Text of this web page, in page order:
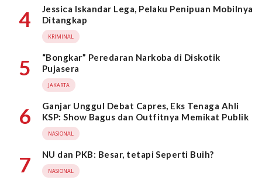
4
Jessica Iskandar Lega, Pelaku Penipuan Mobilnya
Ditangkap
KRIMINAL
5
“Bongkar” Peredaran Narkoba di Diskotik
Pujasera
JAKARTA
6
Ganjar Unggul Debat Capres, Eks Tenaga Ahli
KSP: Show Bagus dan Outfitnya Memikat Publik
NASIONAL
7 NU dan PKB: Besar, tetapi Seperti Buih?
NASIONAL